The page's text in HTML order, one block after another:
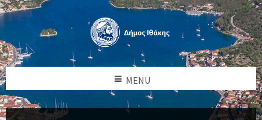
MENU